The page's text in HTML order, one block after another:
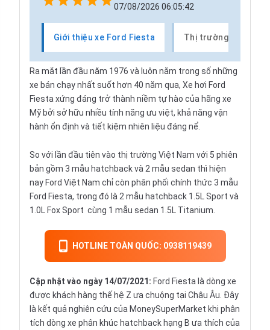
07/08/2026 06:05:42
Giới thiệu xe Ford Fiesta Thị trường xe Ford
Ra mắt lần đầu năm 1976 và luôn nằm trong số những
xe bán chạy nhất suốt hơn 40 năm qua, Xe hơi Ford
Fiesta xứng đáng trở thành niềm tự hào của hãng xe
Mỹ bởi sở hữu nhiều tính năng ưu việt, khả năng vận
hành ổn định và tiết kiệm nhiên liệu đáng nể.
So với lần đầu tiên vào thị trường Việt Nam với 5 phiên
bản gồm 3 mẫu hatchback và 2 mẫu sedan thì hiện
nay Ford Việt Nam chỉ còn phân phối chính thức 3 mẫu
Ford Fiesta, trong đó là 2 mẫu hatchback 1.5L Sport và
1.0L Fox Sport  cùng 1 mẫu sedan 1.5L Titanium.
HOTLINE TOÀN QUỐC: 0938119439
Cập nhật vào ngày 14/07/2021: Ford Fiesta là dòng xe
được khách hàng thế hệ Z ưa chuộng tại Châu Âu. Đây
là kết quả nghiên cứu của MoneySuperMarket khi phân
tích dòng xe phân khúc hatchback hạng B ưa thích của